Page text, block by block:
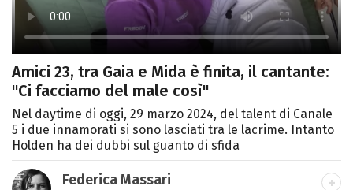
Amici 23, tra Gaia e Mida è finita, il cantante:
"Ci facciamo del male così"
Nel daytime di oggi, 29 marzo 2024, del talent di Canale
5 i due innamorati si sono lasciati tra le lacrime. Intanto
Holden ha dei dubbi sul guanto di sfida
Federica Massari